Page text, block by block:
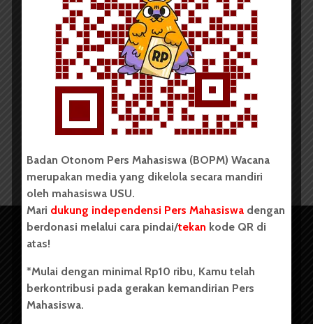
Jarimu Harimaumu
Badan Otonom Pers Mahasiswa (BOPM) Wacana
merupakan media yang dikelola secara mandiri
oleh mahasiswa USU.
Mari dukung independensi Pers Mahasiswa dengan
berdonasi melalui cara pindai/tekan kode QR di
atas!
*Mulai dengan minimal Rp10 ribu, Kamu telah
berkontribusi pada gerakan kemandirian Pers
Mahasiswa.